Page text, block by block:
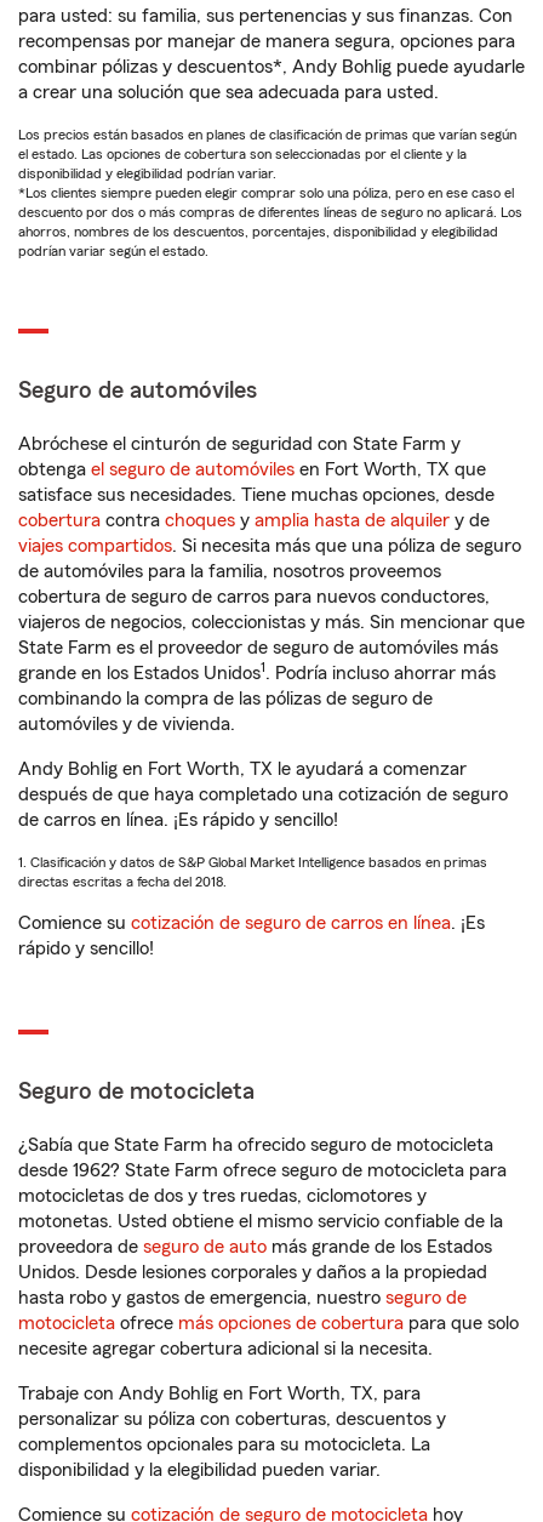
para usted: su familia, sus pertenencias y sus finanzas. Con
recompensas por manejar de manera segura, opciones para
combinar pólizas y descuentos*, Andy Bohlig puede ayudarle
a crear una solución que sea adecuada para usted.
Los precios están basados en planes de clasificación de primas que varían según
el estado. Las opciones de cobertura son seleccionadas por el cliente y la
disponibilidad y elegibilidad podrían variar.
*Los clientes siempre pueden elegir comprar solo una póliza, pero en ese caso el
descuento por dos o más compras de diferentes líneas de seguro no aplicará. Los
ahorros, nombres de los descuentos, porcentajes, disponibilidad y elegibilidad
podrían variar según el estado.
Seguro de automóviles
Abróchese el cinturón de seguridad con State Farm y
obtenga el seguro de automóviles en Fort Worth, TX que
satisface sus necesidades. Tiene muchas opciones, desde
cobertura contra choques y amplia hasta de alquiler y de
viajes compartidos. Si necesita más que una póliza de seguro
de automóviles para la familia, nosotros proveemos
cobertura de seguro de carros para nuevos conductores,
viajeros de negocios, coleccionistas y más. Sin mencionar que
State Farm es el proveedor de seguro de automóviles más
grande en los Estados Unidos1. Podría incluso ahorrar más
combinando la compra de las pólizas de seguro de
automóviles y de vivienda.
Andy Bohlig en Fort Worth, TX le ayudará a comenzar
después de que haya completado una cotización de seguro
de carros en línea. ¡Es rápido y sencillo!
1. Clasificación y datos de S&P Global Market Intelligence basados en primas
directas escritas a fecha del 2018.
Comience su cotización de seguro de carros en línea. ¡Es
rápido y sencillo!
Seguro de motocicleta
¿Sabía que State Farm ha ofrecido seguro de motocicleta
desde 1962? State Farm ofrece seguro de motocicleta para
motocicletas de dos y tres ruedas, ciclomotores y
motonetas. Usted obtiene el mismo servicio confiable de la
proveedora de seguro de auto más grande de los Estados
Unidos. Desde lesiones corporales y daños a la propiedad
hasta robo y gastos de emergencia, nuestro seguro de
motocicleta ofrece más opciones de cobertura para que solo
necesite agregar cobertura adicional si la necesita.
Trabaje con Andy Bohlig en Fort Worth, TX, para
personalizar su póliza con coberturas, descuentos y
complementos opcionales para su motocicleta. La
disponibilidad y la elegibilidad pueden variar.
Comience su cotización de seguro de motocicleta hoy